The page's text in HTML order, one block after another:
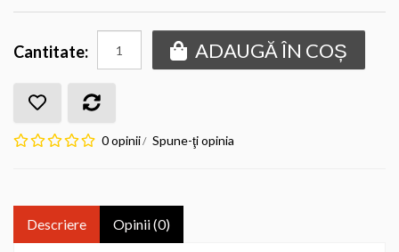
Cantitate: ADAUGĂ ÎN COȘ
0 opinii/ Spune-ţi opinia
Descriere Opinii (0)